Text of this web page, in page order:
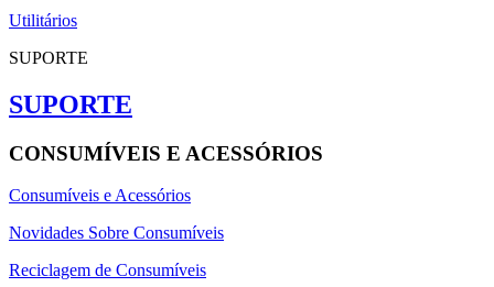
Utilitários
SUPORTE
SUPORTE
CONSUMÍVEIS E ACESSÓRIOS
Consumíveis e Acessórios
Novidades Sobre Consumíveis
Reciclagem de Consumíveis